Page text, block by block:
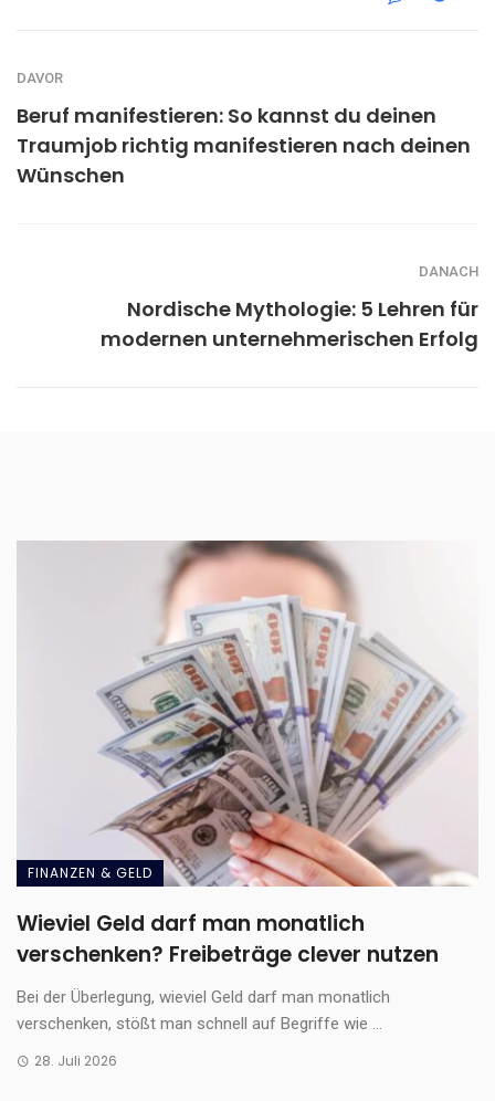
DAVOR
Beruf manifestieren: So kannst du deinen
Traumjob richtig manifestieren nach deinen
Wünschen
DANACH
Nordische Mythologie: 5 Lehren für
modernen unternehmerischen Erfolg
FINANZEN & GELD
Wieviel Geld darf man monatlich
verschenken? Freibeträge clever nutzen
Bei der Überlegung, wieviel Geld darf man monatlich
verschenken, stößt man schnell auf Begriffe wie ...
28. Juli 2026